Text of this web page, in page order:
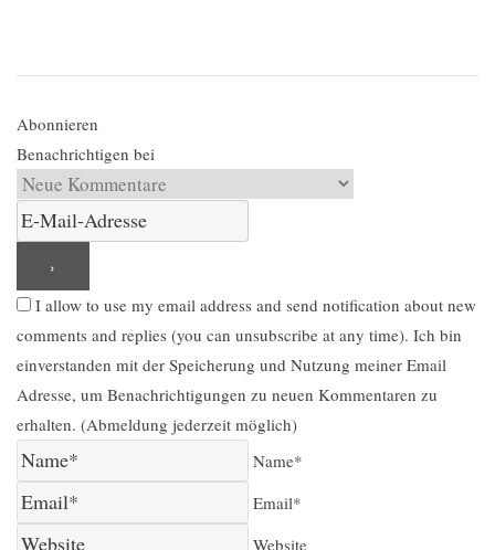
Abonnieren
Benachrichtigen bei
I allow to use my email address and send notification about new
comments and replies (you can unsubscribe at any time). Ich bin
einverstanden mit der Speicherung und Nutzung meiner Email
Adresse, um Benachrichtigungen zu neuen Kommentaren zu
erhalten. (Abmeldung jederzeit möglich)
Name*
Email*
Website